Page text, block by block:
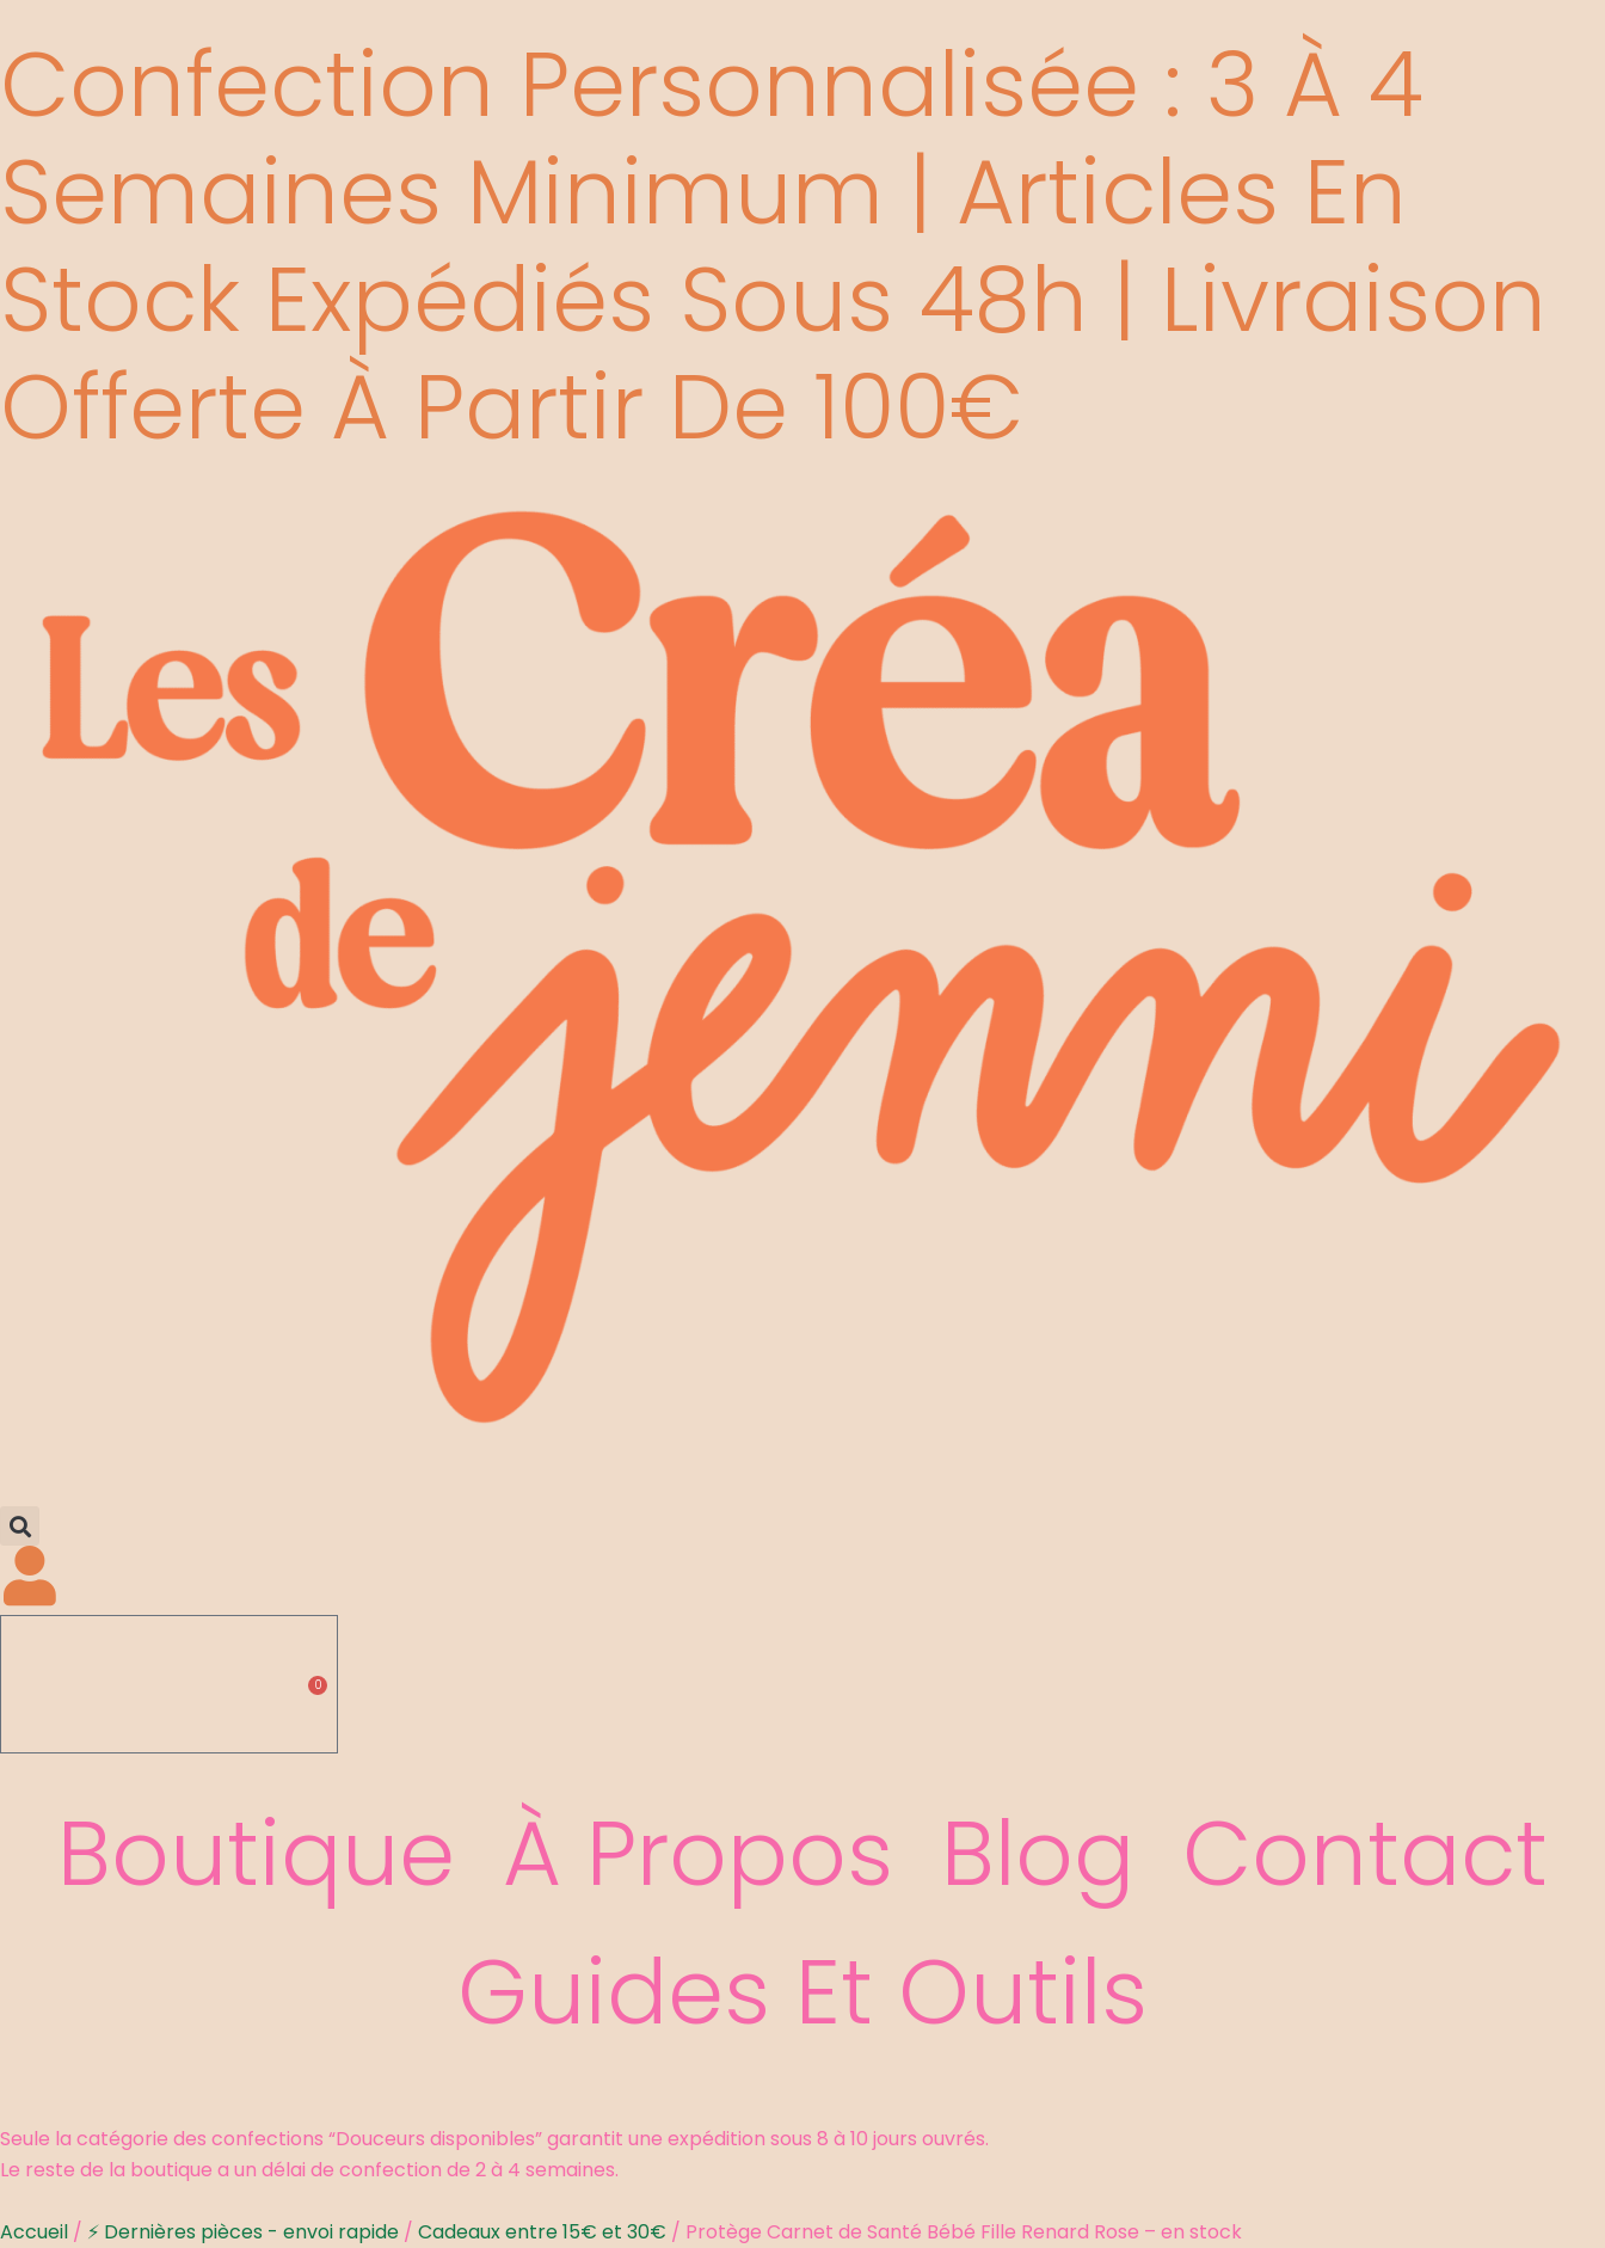
contenu
Confection Personnalisée : 3 À 4
Semaines Minimum | Articles En
Stock Expédiés Sous 48h | Livraison
Offerte À Partir De 100€
0
Panier
Boutique À Propos Blog Contact
Guides Et Outils
Seule la catégorie des confections “Douceurs disponibles” garantit une expédition sous 8 à 10 jours ouvrés.
Le reste de la boutique a un délai de confection de 2 à 4 semaines.
Accueil / ⚡ Dernières pièces - envoi rapide / Cadeaux entre 15€ et 30€ / Protège Carnet de Santé Bébé Fille Renard Rose – en stock